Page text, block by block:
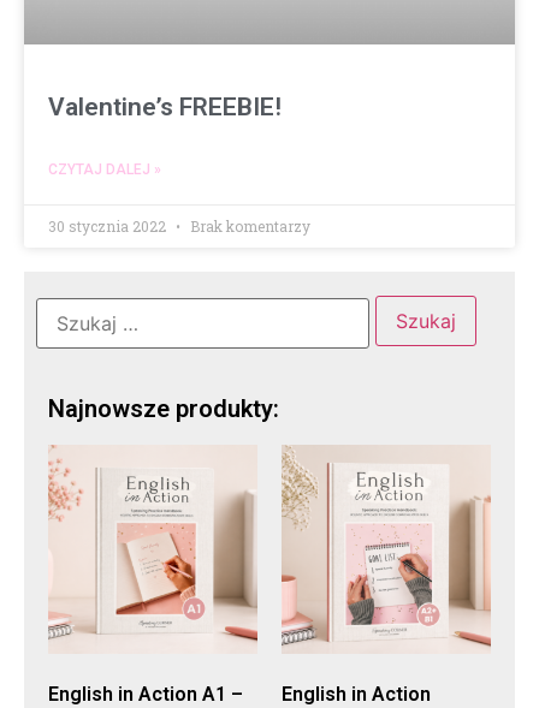
Valentine’s FREEBIE!
CZYTAJ DALEJ »
30 stycznia 2022 Brak komentarzy
Najnowsze produkty:
English in Action A1 –
English in Action